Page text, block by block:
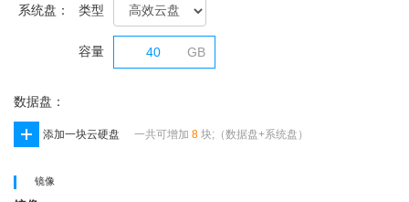
系统盘： 类型
容量 GB
数据盘：
添加一块云硬盘 一共可增加 8 块;（数据盘+系统盘）
镜像